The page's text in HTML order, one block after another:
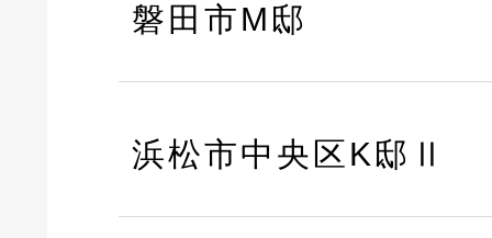
磐田市M邸
浜松市中央区K邸Ⅱ